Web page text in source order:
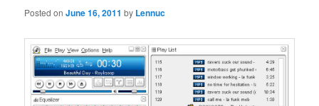
Posted onJune 16, 2011 by Lennuc